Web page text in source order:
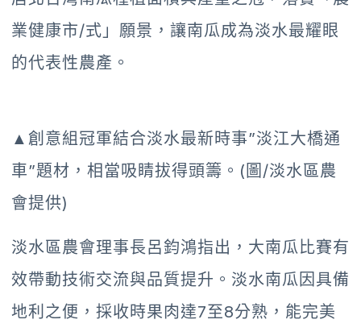
業健康市/式」願景，讓南瓜成為淡水最耀眼
的代表性農產。
▲創意組冠軍結合淡水最新時事”淡江大橋通
車”題材，相當吸睛拔得頭籌。(圖/淡水區農
會提供)
淡水區農會理事長呂鈞鴻指出，大南瓜比賽有
效帶動技術交流與品質提升。淡水南瓜因具備
地利之便，採收時果肉達7至8分熟，能完美